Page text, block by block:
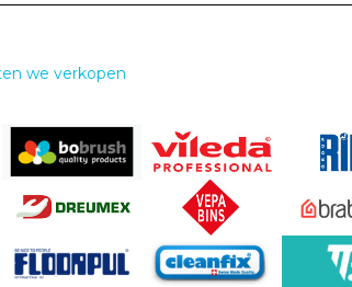
we verkopen